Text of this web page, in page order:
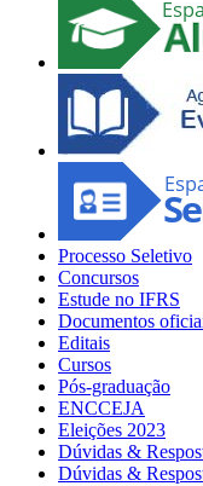
Processo Seletivo
Concursos
Estude no IFRS
Documentos
Editais
Cursos
Pós-graduação
ENCCEJA
Eleições 2023
Dúvidas &
Dúvidas &